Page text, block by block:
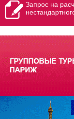
Запрос на